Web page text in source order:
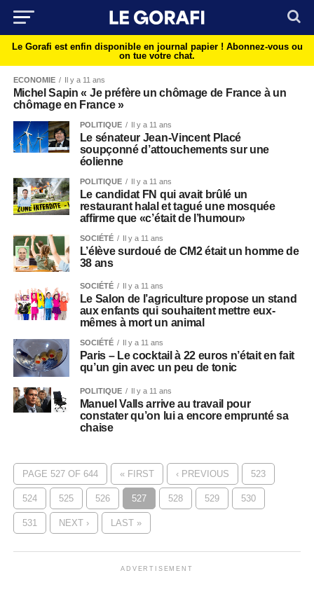
Le Gorafi est enfin disponible en journal papier ! Abonnez-vous ou
on tue votre chat.
ECONOMIE Il y a 11 ans
Michel Sapin « Je préfère un chômage de France à un
chômage en France »
POLITIQUE Il y a 11 ans
Le sénateur Jean-Vincent Placé
soupçonné d’attouchements sur une
éolienne
POLITIQUE Il y a 11 ans
Le candidat FN qui avait brûlé un
restaurant halal et tagué une mosquée
affirme que «c’était de l’humour»
SOCIÉTÉ Il y a 11 ans
L’élève surdoué de CM2 était un homme de
38 ans
SOCIÉTÉ Il y a 11 ans
Le Salon de l’agriculture propose un stand
aux enfants qui souhaitent mettre eux-
mêmes à mort un animal
SOCIÉTÉ Il y a 11 ans
Paris – Le cocktail à 22 euros n’était en fait
qu’un gin avec un peu de tonic
POLITIQUE Il y a 11 ans
Manuel Valls arrive au travail pour
constater qu’on lui a encore emprunté sa
chaise
PAGE 527 OF 644 « FIRST ‹ PREVIOUS 523
524 525 526 527 528 529 530
531 NEXT › LAST »
ADVERTISEMENT